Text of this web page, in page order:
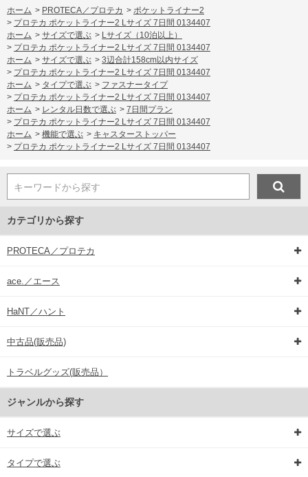
ホーム > PROTECA／プロテカ > ポケットライナー2
> プロテカ ポケットライナー2 Lサイズ 7日間 0134407
ホーム > サイズで選ぶ > Lサイズ（10泊以上）
> プロテカ ポケットライナー2 Lサイズ 7日間 0134407
ホーム > サイズで選ぶ > 3辺合計158cm以内サイズ
> プロテカ ポケットライナー2 Lサイズ 7日間 0134407
ホーム > タイプで選ぶ > ファスナータイプ
> プロテカ ポケットライナー2 Lサイズ 7日間 0134407
ホーム > レンタル日数で選ぶ > 7日間プラン
> プロテカ ポケットライナー2 Lサイズ 7日間 0134407
ホーム > 機能で選ぶ > キャスターストッパー
> プロテカ ポケットライナー2 Lサイズ 7日間 0134407
キーワードから探す
カテゴリから探す
PROTECA／プロテカ
ace.／エース
HaNT／ハント
中古品(販売品)
トラベルグッズ(販売品）
ジャンルから探す
サイズで選ぶ
タイプで選ぶ